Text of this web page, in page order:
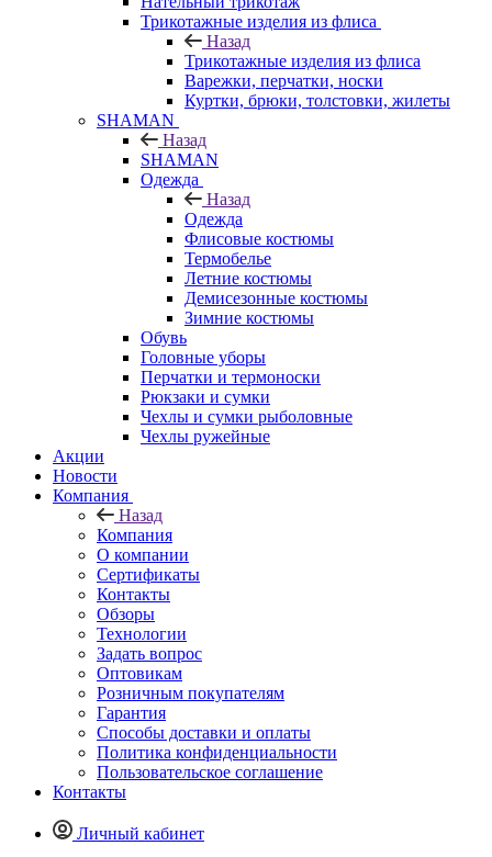
Трикотажные изделия из флиса
Назад
Трикотажные изделия из флиса
Варежки, перчатки, носки
Куртки, брюки, толстовки, жилеты
SHAMAN
Назад
SHAMAN
Одежда
Назад
Одежда
Флисовые костюмы
Термобелье
Летние костюмы
Демисезонные костюмы
Зимние костюмы
Обувь
Головные уборы
Перчатки и термоноски
Рюкзаки и сумки
Чехлы и сумки рыболовные
Чехлы ружейные
Акции
Новости
Компания
Назад
Компания
О компании
Сертификаты
Контакты
Обзоры
Технологии
Задать вопрос
Оптовикам
Розничным покупателям
Гарантия
Способы доставки и оплаты
Политика конфиденциальности
Пользовательское соглашение
Контакты
Личный кабинет